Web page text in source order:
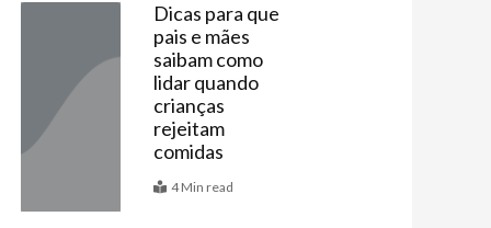
Dicas para que
pais e mães
saibam como
lidar quando
crianças
rejeitam
comidas
4 Min read